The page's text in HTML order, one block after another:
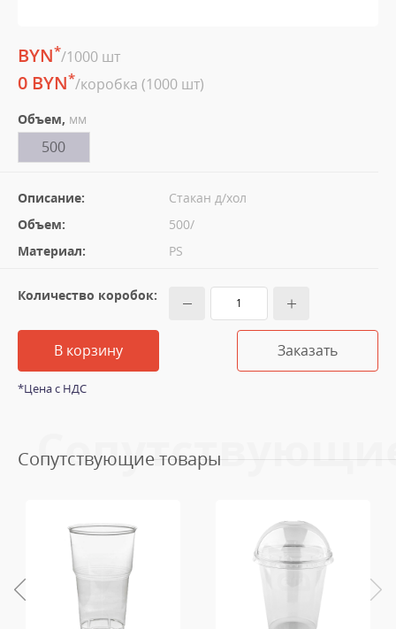
BYN*/1000 шт
0 BYN*/коробка (1000 шт)
Объем, мм
500
Описание:
Стакан д/хол
Объем:
500/
Материал:
PS
Количество коробок:
В корзину Заказать
*Цена с НДС
Сопутствующие товары